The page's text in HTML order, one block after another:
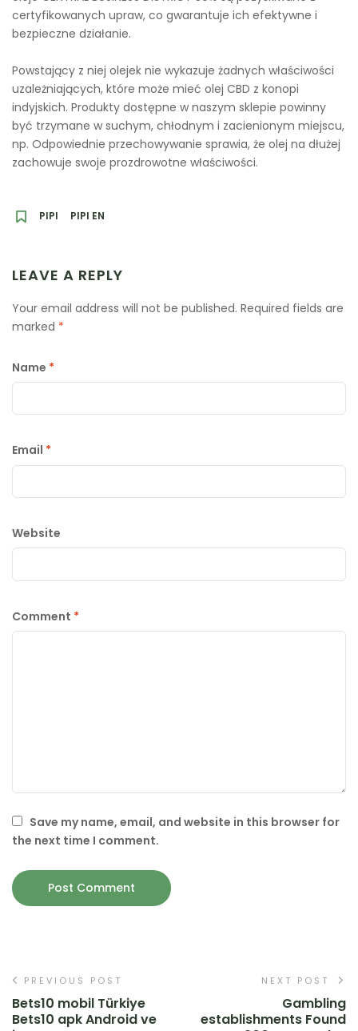
certyfikowanych upraw, co gwarantuje ich efektywne i
bezpieczne działanie.
Powstający z niej olejek nie wykazuje żadnych właściwości
uzależniających, które może mieć olej CBD z konopi
indyjskich. Produkty dostępne w naszym sklepie powinny
być trzymane w suchym, chłodnym i zacienionym miejscu,
np. Odpowiednie przechowywanie sprawia, że olej na dłużej
zachowuje swoje prozdrowotne właściwości.
PIPI PIPI EN
LEAVE A REPLY
Your email address will not be published. Required fields are
marked *
Comment *
Name *
Email *
Website
Save my name, email, and website in this browser for
the next time I comment.
PREVIOUS POST
Bets10 mobil Türkiye
Bets10 apk Android ve
NEXT POST
Gambling
establishments Found